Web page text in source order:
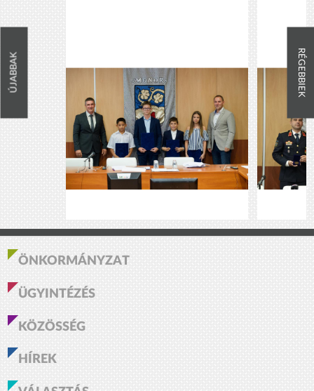
ÚJABBAK RÉGEBBIEK
ÖNKORMÁNYZAT
ÜGYINTÉZÉS
KÖZÖSSÉG
HÍREK